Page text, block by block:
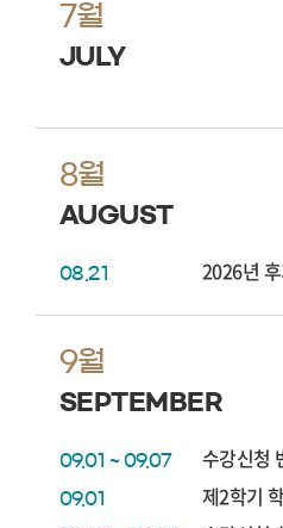
7월
JULY
8월
AUGUST
08.21 2026년
9월
SEPTEMBER
09.01 ~ 09.07 수강신청
09.01 제2학기